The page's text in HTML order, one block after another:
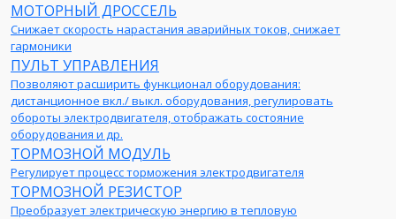
МОТОРНЫЙ ДРОССЕЛЬ
Снижает скорость нарастания аварийных токов, снижает
гармоники
ПУЛЬТ УПРАВЛЕНИЯ
Позволяют расширить функционал оборудования:
дистанционное вкл./ выкл. оборудования, регулировать
обороты электродвигателя, отображать состояние
оборудования и др.
ТОРМОЗНОЙ МОДУЛЬ
Регулирует процесс торможения электродвигателя
ТОРМОЗНОЙ РЕЗИСТОР
Преобразует электрическую энергию в тепловую